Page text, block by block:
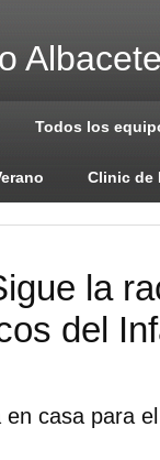
Todos los
Clinic de
la
del
casa para